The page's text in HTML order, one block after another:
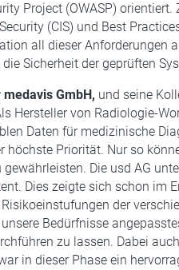
Project (OWASP) orientiert.
(CIS) und Best
all dieser Anforderungen
Sicherheit der geprüften
GmbH, und seine
Hersteller von Radiologie-
Daten für medizinische
höchste Priorität. Nur so
Die usd AG
Dies zeigte sich schon im
der
Bedürfnisse
zu lassen. Dabei
in dieser Phase ein